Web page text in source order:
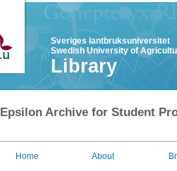
Sveriges lantbruksuniversitet
Swedish University of
Library
Epsilon Archive for Student
Home About